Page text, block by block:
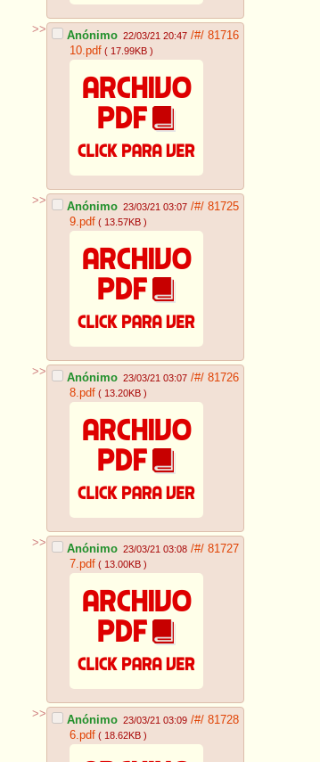
>> Anónimo 22/03/21 20:47 /#/ 81716
10.pdf ( 17.99KB )
>> Anónimo 23/03/21 03:07 /#/ 81725
9.pdf ( 13.57KB )
>> Anónimo 23/03/21 03:07 /#/ 81726
8.pdf ( 13.20KB )
>> Anónimo 23/03/21 03:08 /#/ 81727
7.pdf ( 13.00KB )
>> Anónimo 23/03/21 03:09 /#/ 81728
6.pdf ( 18.62KB )